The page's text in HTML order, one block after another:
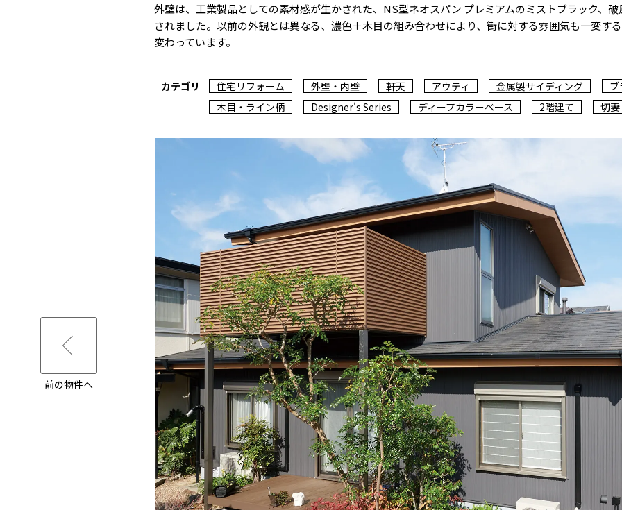
外壁は、工業製品としての素材感が生かされた、NS型ネオスパン プレミアムのミストブラック、
されました。以前の外観とは異なる、濃色＋木目の組み合わせにより、街に対する雰囲気も一変す
変わっています。
カテゴリ 住宅リフォーム 外壁・内壁 軒天 アウティ 金属製サイディング
木目・ライン柄
Designer's Series ディープカラーベース 2階建て 切妻
前の物件へ